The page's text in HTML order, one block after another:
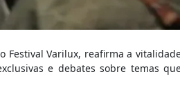
Festival Varilux, reafirma a
e debates sobre temas